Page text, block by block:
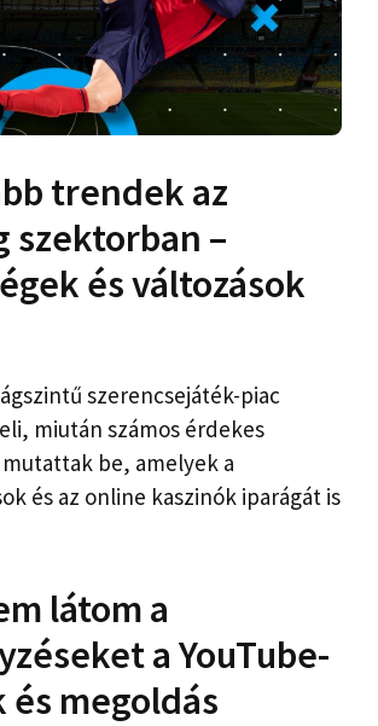
trendek az
szektorban –
és változások
szerencsejáték-piac
miután számos érdekes
be, amelyek a
és az online kaszinók iparágát is
látom a
a YouTube-
és megoldás